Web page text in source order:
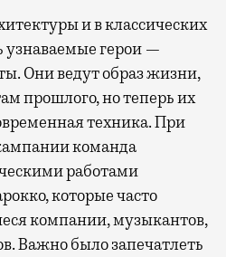
и в классических
узнаваемые герои —
Они ведут образ жизни,
прошлого, но теперь их
техника. При
команда
работами
которые часто
компании, музыкантов,
Важно было запечатлеть